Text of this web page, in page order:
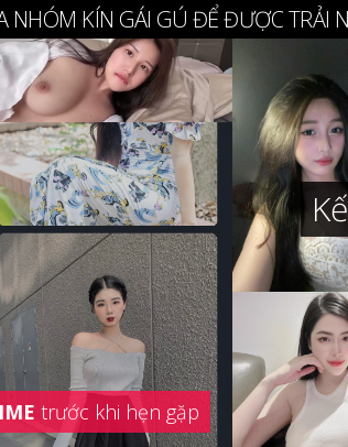
NHÓM KÍN GÁI GÚ ĐỂ ĐƯỢC TRẢI
trước khi hẹn gặp